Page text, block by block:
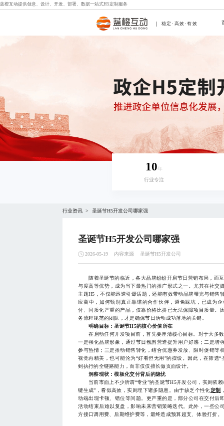
蓝橙互动提供创意、设计、开发、部署、数据一站式H5定制 服务
稳定·高效·有效
10年
行业专注
行业资讯 > 圣诞节H5开发公司哪家强
圣诞节H5开发公司哪家强
2026-05-19 内容来源 圣诞节H5开发公司
随着圣诞节的临近，各大品牌纷纷开启节日营销布局，而
与度高等优势，成为当下最热门的推广形式之一。尤其在社交
主题H5，不仅能迅速引爆话题，还能有效带动品牌曝光与销售
应商中，如何甄别真正靠谱的合作伙伴，避免踩坑，已成为
付、同质化严重的产品，仅靠价格比拼已无法保障项目质量。
务流程规范的团队，才是确保节日活动成功落地的关键。
明确目标：圣诞节H5的核心价值所在
在启动任何开发项目前，首先要厘清核心目标。对于大多
一是强化品牌形象，通过节日氛围营造提升用户好感；二是增
参与热情；三是推动销售转化，结合优惠券发放、限时促销等
视觉再精美，也可能沦为“好看但无用”的摆设。因此，在筛选
到执行的全链路能力，而非仅仅擅长做页面设计。
洞察现状：模板化交付背后的隐忧
当前市面上不少所谓“专业”的圣诞节H5开发公司，实则依赖
键生成”，看似高效，实则埋下诸多隐患。由于缺乏个性化定制
动端出现卡顿、错位等问题。更严重的是，部分公司在交付后
活动结束后难以复盘，影响未来营销策略迭代。此外，一些公
方接口调用费、后期维护费等，最终造成预算超支、体验打折。